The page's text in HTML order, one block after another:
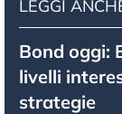
LEGGI
Bond oggi:
livelli
strategie